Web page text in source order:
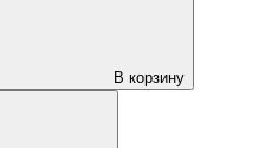
В корзину